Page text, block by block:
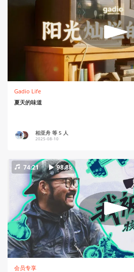
Gadio Life
夏天的味道
柏亚舟 等 5 人
2025-08-10
74:21 98.8k
会员专享